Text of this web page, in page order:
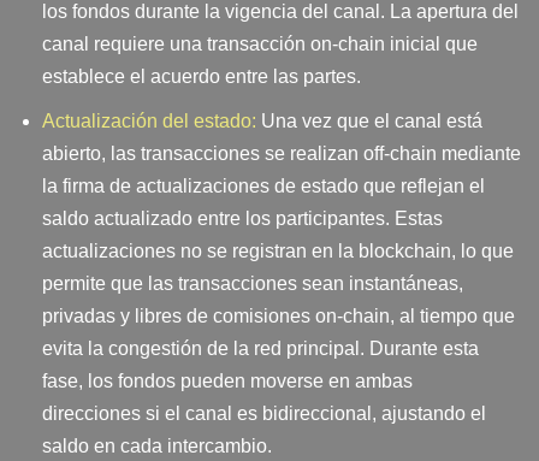
los fondos durante la vigencia del canal. La apertura del
canal requiere una transacción on-chain inicial que
establece el acuerdo entre las partes.
Actualización del estado: Una vez que el canal está
abierto, las transacciones se realizan off-chain mediante
la firma de actualizaciones de estado que reflejan el
saldo actualizado entre los participantes. Estas
actualizaciones no se registran en la blockchain, lo que
permite que las transacciones sean instantáneas,
privadas y libres de comisiones on-chain, al tiempo que
evita la congestión de la red principal. Durante esta
fase, los fondos pueden moverse en ambas
direcciones si el canal es bidireccional, ajustando el
saldo en cada intercambio.